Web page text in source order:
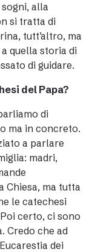
alla
si tratta di
tutt’altro, ma
quella storia di
di guidare.
del Papa?
di
ma in concreto.
a parlare
madri,
Chiesa, ma tutta
le catechesi
certo, ci sono
Credo che ad
dei